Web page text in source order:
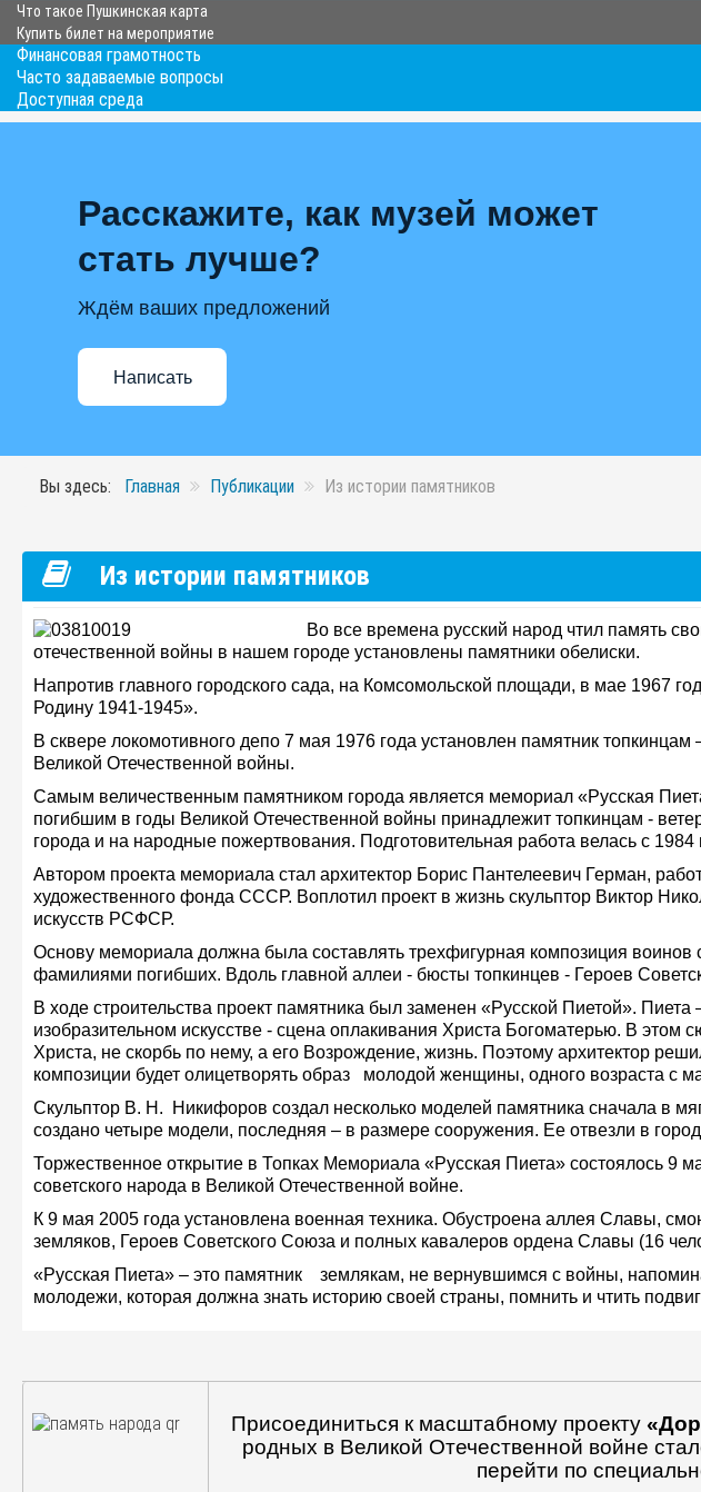
Что такое Пушкинская карта
Купить билет на мероприятие
Финансовая грамотность
Часто задаваемые вопросы
Доступная среда
Расскажите, как музей может
стать лучше?
Ждём ваших предложений
Написать
Вы здесь: Главная Публикации Из истории памятников
Из истории памятников
Во все времена русский народ чтил память
отечественной войны в нашем городе установлены памятники обелиски.
Напротив главного городского сада, на Комсомольской площади, в мае 1967
Родину 1941-1945».
В сквере локомотивного депо 7 мая 1976 года установлен памятник
Великой Отечественной войны.
Самым величественным памятником города является мемориал «Русская
погибшим в годы Великой Отечественной войны принадлежит топкинцам -
города и на народные пожертвования. Подготовительная работа велась с 1984
Автором проекта мемориала стал архитектор Борис Пантелеевич Герман,
художественного фонда СССР. Воплотил проект в жизнь скульптор Виктор
искусств РСФСР.
Основу мемориала должна была составлять трехфигурная композиция
фамилиями погибших. Вдоль главной аллеи - бюсты топкинцев - Героев
В ходе строительства проект памятника был заменен «Русской Пиетой». Пиета
изобразительном искусстве - сцена оплакивания Христа Богоматерью. В этом
Христа, не скорбь по нему, а его Возрождение, жизнь. Поэтому архитектор
композиции будет олицетворять образ молодой женщины, одного возраста с
Скульптор В. Н. Никифоров создал несколько моделей памятника сначала в
создано четыре модели, последняя – в размере сооружения. Ее отвезли в
Торжественное открытие в Топках Мемориала «Русская Пиета» состоялось 9
советского народа в Великой Отечественной войне.
К 9 мая 2005 года установлена военная техника. Обустроена аллея Славы,
земляков, Героев Советского Союза и полных кавалеров ордена Славы (16
«Русская Пиета» – это памятник землякам, не вернувшимся с войны,
молодежи, которая должна знать историю своей страны, помнить и чтить
Присоединиться к масштабному проекту
родных в Великой Отечественной войне
перейти по